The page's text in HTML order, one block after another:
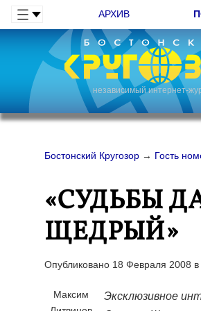
АРХИВ
независимый интернет-
Бостонский Кругозор → Гость
«СУДЬБЫ
ЩЕДРЫЙ»
Опубликовано 18 Февраля 2008
Максим
Эксклюзивное